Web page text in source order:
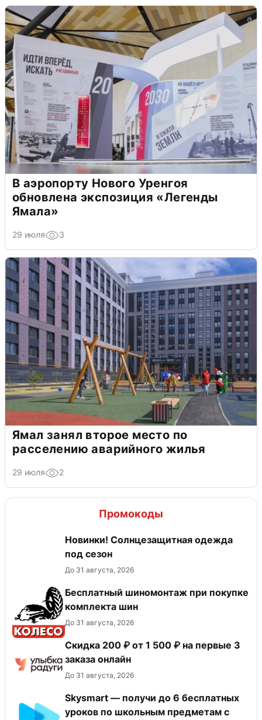
В аэропорту Нового Уренгоя
обновлена экспозиция «Легенды
Ямала»
29 июля 3
Ямал занял второе место по
расселению аварийного жилья
29 июля 2
Промокоды
Новинки! Солнцезащитная одежда
под сезон
До 31 августа, 2026
Бесплатный шиномонтаж при покупке
комплекта шин
До 31 августа, 2026
Скидка 200 ₽ от 1 500 ₽ на первые 3
заказа онлайн
До 31 августа, 2026
Skysmart — получи до 6 бесплатных
уроков по школьным предметам с